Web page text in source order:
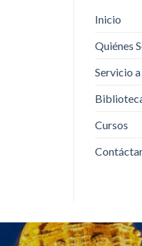
Inicio
Quiénes
Servicio
Cursos